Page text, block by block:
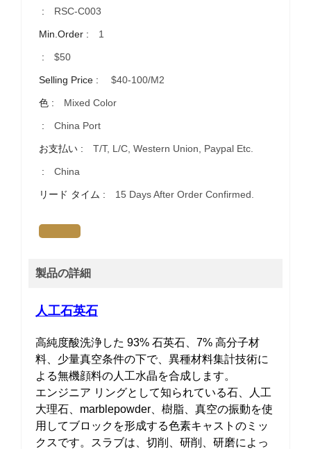
: RSC-C003
Min.Order : 1
: $50
Selling Price : $40-100/m2
色 : Mixed Color
: China Port
お支払い : T/T, L/C, Western Union, Paypal Etc.
: China
リード タイム : 15 Days After Order Confirmed.
製品の詳細
人工石英石
高純度酸洗浄した 93% 石英石、7% 高分子材
料、少量真空条件の下で、異種材料集計技術に
よる無機顔料の人工水晶を合成します。
エンジニア リングとして知られている石、人工
大理石、marblepowder、樹脂、真空の振動を使
用してブロックを形成する色素キャストのミッ
クスです。スラブは、切削、研削、研磨によっ